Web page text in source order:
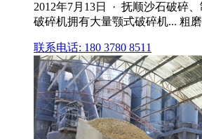
2012年7月13日 · 抚顺沙石破碎
破碎机拥有大量颚式破碎机... 粗
联系电话: 180 3780 8511